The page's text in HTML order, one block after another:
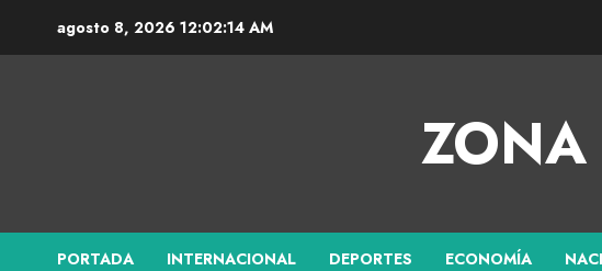
agosto 8, 2026 12:02:15 AM
PORTADA INTERNACIONAL DEPORTES ECONOMÍA